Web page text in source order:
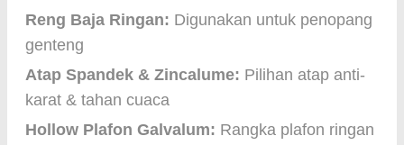
Reng Baja Ringan: Digunakan untuk penopang
genteng
Atap Spandek & Zincalume: Pilihan atap anti-
karat & tahan cuaca
Hollow Plafon Galvalum: Rangka plafon ringan